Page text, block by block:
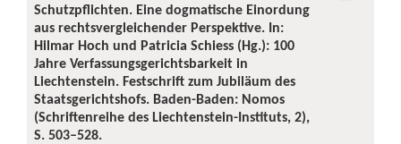
Schutzpflichten. Eine dogmatische Einordung
aus rechtsvergleichender Perspektive. In:
Hilmar Hoch und Patricia Schiess (Hg.): 100
Jahre Verfassungsgerichtsbarkeit in
Liechtenstein. Festschrift zum Jubiläum des
Staatsgerichtshofs. Baden-Baden: Nomos
(Schriftenreihe des Liechtenstein-Instituts, 2),
S. 503–528.